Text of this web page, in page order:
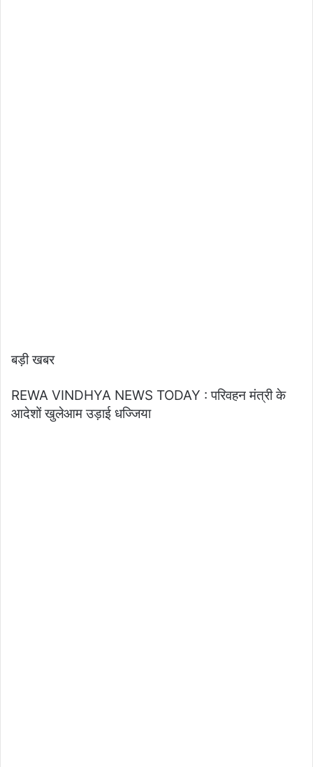
बड़ी खबर
REWA VINDHYA NEWS TODAY : परिवहन मंत्री के
आदेशों खुलेआम उड़ाई धज्जिया